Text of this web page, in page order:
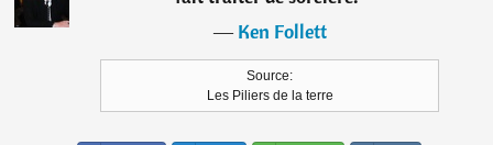
―Ken Follett
Source:
Les Piliers de la terre